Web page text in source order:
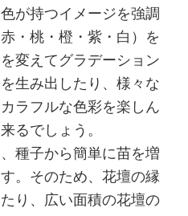
が持つイメージを強調
・桃・橙・紫・白）を
変えてグラデーション
生み出したり、様々な
ラフルな色彩を楽しん
るでしょう。
種子から簡単に苗を増
。そのため、花壇の縁
り、広い面積の花壇の